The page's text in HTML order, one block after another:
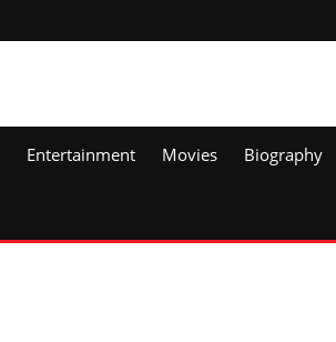
Entertainment Movies Biography